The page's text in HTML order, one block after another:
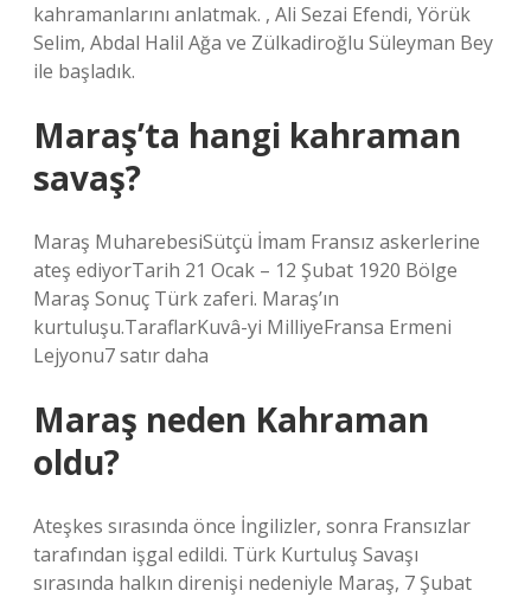
kahramanlarını anlatmak. , Ali Sezai Efendi, Yörük
Selim, Abdal Halil Ağa ve Zülkadiroğlu Süleyman Bey
ile başladık.
Maraş’ta hangi kahraman
savaş?
Maraş MuharebesiSütçü İmam Fransız askerlerine
ateş ediyorTarih 21 Ocak – 12 Şubat 1920 Bölge
Maraş Sonuç Türk zaferi. Maraş’ın
kurtuluşu.TaraflarKuvâ-yi MilliyeFransa Ermeni
Lejyonu7 satır daha
Maraş neden Kahraman
oldu?
Ateşkes sırasında önce İngilizler, sonra Fransızlar
tarafından işgal edildi. Türk Kurtuluş Savaşı
sırasında halkın direnişi nedeniyle Maraş, 7 Şubat